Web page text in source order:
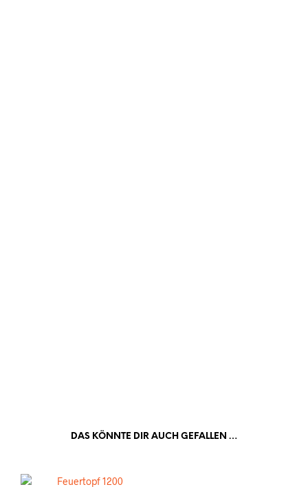
DAS KÖNNTE DIR AUCH GEFALLEN …